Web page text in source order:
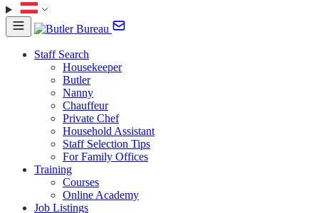
Staff Search
Housekeeper
Butler
Nanny
Chauffeur
Private Chef
Household Assistant
Staff Selection Tips
For Family Offices
Training
Courses
Online Academy
Job Listings